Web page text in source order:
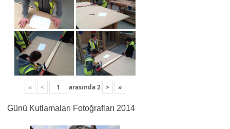
« < arasında2 > »
Günü Kutlamaları Fotoğrafları 2014